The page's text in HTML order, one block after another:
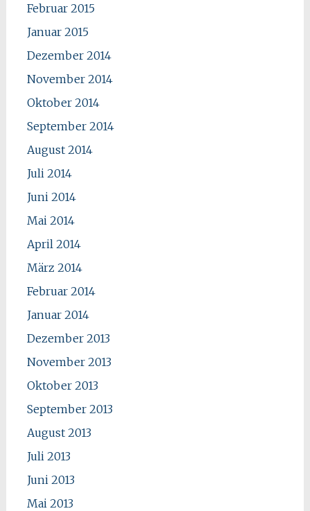
Februar 2015
Januar 2015
Dezember 2014
November 2014
Oktober 2014
September 2014
August 2014
Juli 2014
Juni 2014
Mai 2014
April 2014
März 2014
Februar 2014
Januar 2014
Dezember 2013
November 2013
Oktober 2013
September 2013
August 2013
Juli 2013
Juni 2013
Mai 2013